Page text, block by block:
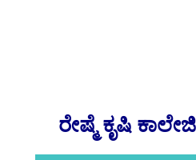
ರೇಷ್ಮೆ ಕೃಷಿ